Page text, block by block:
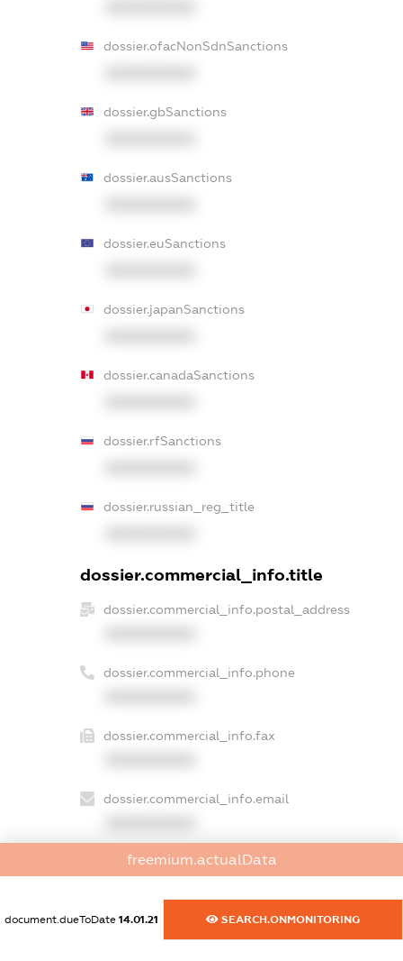
dossier.ofacNonSdnSanctions
dossier.gbSanctions
dossier.ausSanctions
dossier.euSanctions
dossier.japanSanctions
dossier.canadaSanctions
dossier.rfSanctions
dossier.russian_reg_title
dossier.commercial_info.title
dossier.commercial_info.postal_address
dossier.commercial_info.phone
dossier.commercial_info.fax
dossier.commercial_info.email
dossier.commercial_info.website
dossier.commercial_info.activity
freemium.actualData
document.dueToDate 14.01.21 SEARCH.ONMONITORING